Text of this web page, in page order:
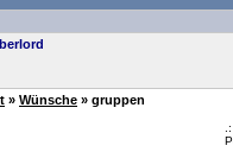
» Wünsche » gruppen